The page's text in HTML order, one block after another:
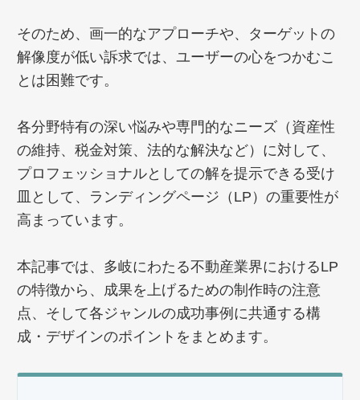
そのため、画一的なアプローチや、ターゲットの
解像度が低い訴求では、ユーザーの心をつかむこ
とは困難です。
各分野特有の深い悩みや専門的なニーズ（資産性
の維持、税金対策、法的な解決など）に対して、
プロフェッショナルとしての解を提示できる受け
皿として、ランディングページ（LP）の重要性が
高まっています。
本記事では、多岐にわたる不動産業界におけるLP
の特徴から、成果を上げるための制作時の注意
点、そして各ジャンルの成功事例に共通する構
成・デザインのポイントをまとめます。